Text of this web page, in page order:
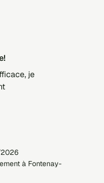
je
2026
à Fontenay-